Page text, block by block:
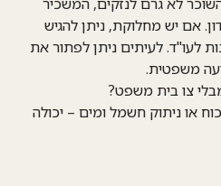
לא גרם לנזקים, המשכיר
אם יש מחלוקת, ניתן להגיש
לעו"ד. לעיתים ניתן לפתור את
משפטית.
צו בית משפט?
או ניתוק חשמל ומים – יכולה